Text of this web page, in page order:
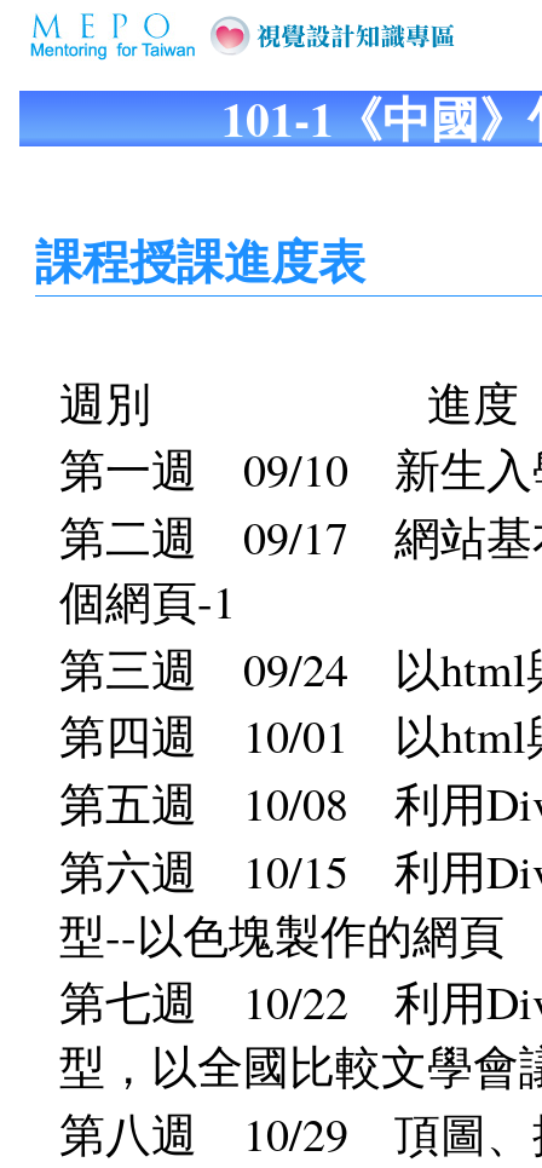
101-1《中國
課程授課進度表
週別 進度
第一週 09/10 新生入
第二週 09/17 網站基
個網頁-1
第三週 09/24 以html
第四週 10/01 以html
第五週 10/08 利用Div
第六週 10/15 利用Div
型--以色塊製作的網頁
第七週 10/22 利用Div
型，以全國比較文學會
第八週 10/29 頂圖、